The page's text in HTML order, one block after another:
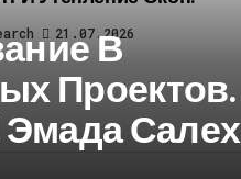
21.07.2026
В
Проектов.
Эмада Салех